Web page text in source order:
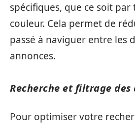
spécifiques, que ce soit
couleur. Cela permet de
passé à naviguer entre les
annonces.
Recherche et filtrage
Pour optimiser votre